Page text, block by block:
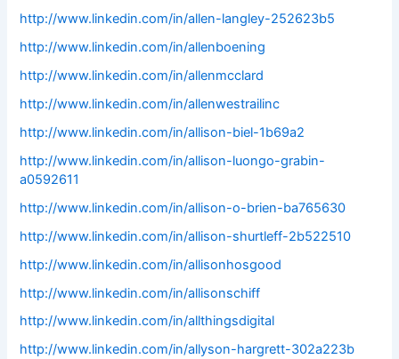
http://www.linkedin.com/in/allen-langley-252623b5
http://www.linkedin.com/in/allenboening
http://www.linkedin.com/in/allenmcclard
http://www.linkedin.com/in/allenwestrailinc
http://www.linkedin.com/in/allison-biel-1b69a2
http://www.linkedin.com/in/allison-luongo-grabin-
a0592611
http://www.linkedin.com/in/allison-o-brien-ba765630
http://www.linkedin.com/in/allison-shurtleff-2b522510
http://www.linkedin.com/in/allisonhosgood
http://www.linkedin.com/in/allisonschiff
http://www.linkedin.com/in/allthingsdigital
http://www.linkedin.com/in/allyson-hargrett-302a223b